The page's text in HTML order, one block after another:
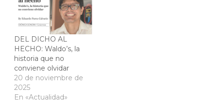
DEL DICHO AL
HECHO: Waldo’s, la
historia que no
conviene olvidar
20 de noviembre de
2025
En «Actualidad»